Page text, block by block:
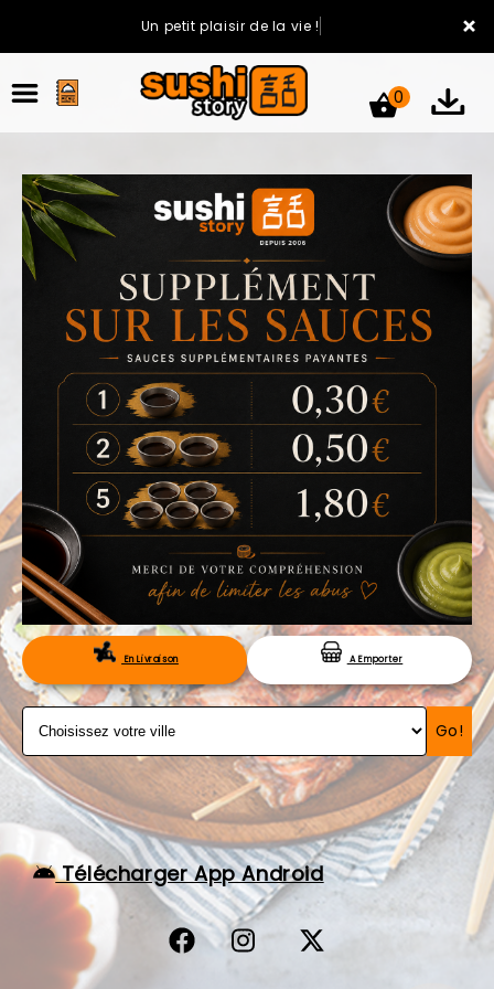
×
Un petit plaisir de la vie !
ACCUEIL
LA CARTE
VOTRE COMPTE
NOTRE RESTAURANT
VOS AVIS
MENTIONS LÉGALES
C.G.V
RÉSERVATION
0
En Livraison A Emporter
Go!
Télécharger App Android